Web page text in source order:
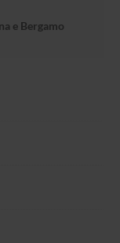
e Bergamo